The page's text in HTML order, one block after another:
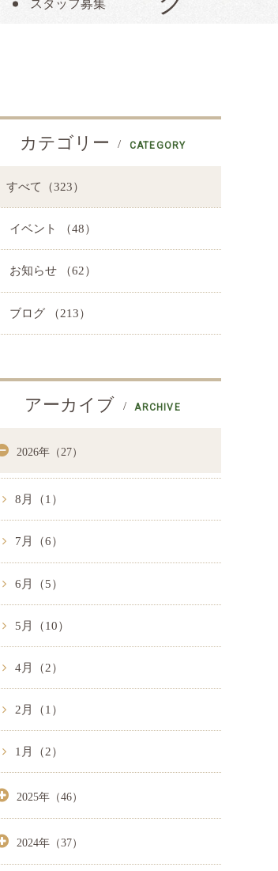
スタッフ募集
カテゴリー CATEGORY
すべて（323）
イベント （48）
お知らせ （62）
ブログ （213）
アーカイブ ARCHIVE
2026年（27）
8月（1）
7月（6）
6月（5）
5月（10）
4月（2）
2月（1）
1月（2）
2025年（46）
2024年（37）